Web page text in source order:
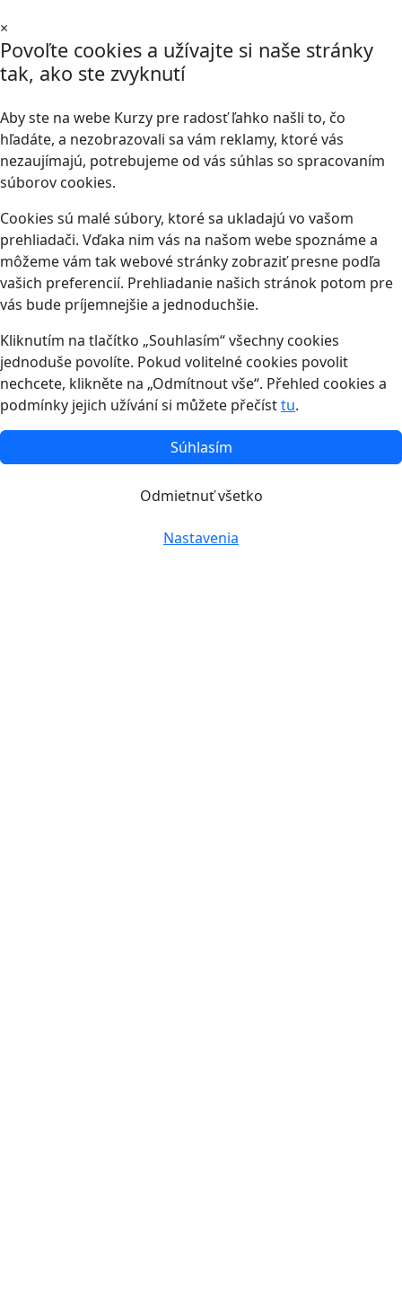
×
Povoľte cookies a užívajte si naše stránky
tak, ako ste zvyknutí
Aby ste na webe Kurzy pre radosť ľahko našli to, čo
hľadáte, a nezobrazovali sa vám reklamy, ktoré vás
nezaujímajú, potrebujeme od vás súhlas so spracovaním
súborov cookies.
Cookies sú malé súbory, ktoré sa ukladajú vo vašom
prehliadači. Vďaka nim vás na našom webe spoznáme a
môžeme vám tak webové stránky zobraziť presne podľa
vašich preferencií. Prehliadanie našich stránok potom pre
vás bude príjemnejšie a jednoduchšie.
Kliknutím na tlačítko „Souhlasím“ všechny cookies
jednoduše povolíte. Pokud volitelné cookies povolit
nechcete, klikněte na „Odmítnout vše“. Přehled cookies a
podmínky jejich užívání si můžete přečísttu.
Súhlasím
Odmietnuť všetko
Nastavenia